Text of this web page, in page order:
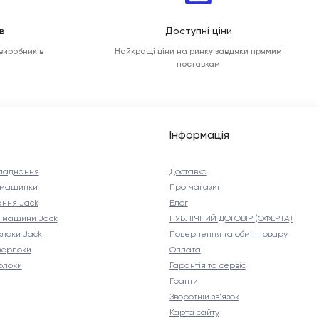
Доступні ціни
Найкращі ціни на ринку завдяки прямим
поставкам
машинки
Jack
машини Jack
Jack
Інформація
Доставка
Про магазин
Блог
ПУБЛІЧНИЙ ДОГОВІР (ОФЕРТА)
Повернення та обмін товару
Оплата
Гарантія та сервіс
Гранти
Зворотній зв'язок
Карта сайту